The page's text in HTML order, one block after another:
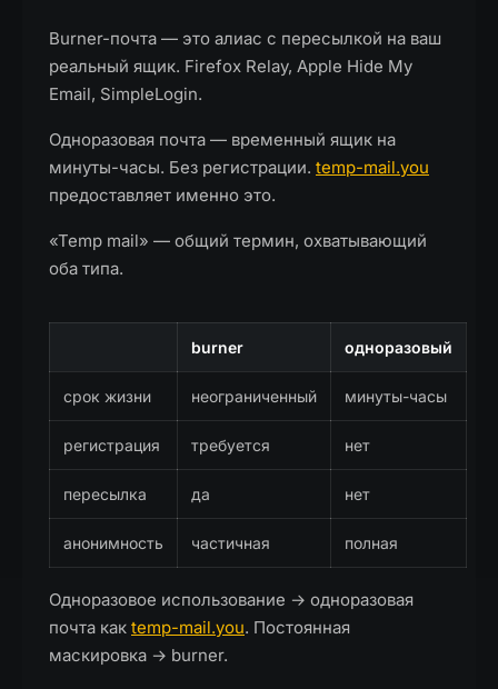
Burner-почта — это алиас с пересылкой на ваш
реальный ящик. Firefox Relay, Apple Hide My
Email, SimpleLogin.
Одноразовая почта — временный ящик на
минуты-часы. Без регистрации. temp-mail.you
предоставляет именно это.
«Temp mail» — общий термин, охватывающий
оба типа.
burner одноразовый
срок жизни неограниченный минуты-часы
регистрация требуется нет
пересылка да нет
анонимность частичная полная
Одноразовое использование → одноразовая
почта как temp-mail.you. Постоянная
маскировка → burner.